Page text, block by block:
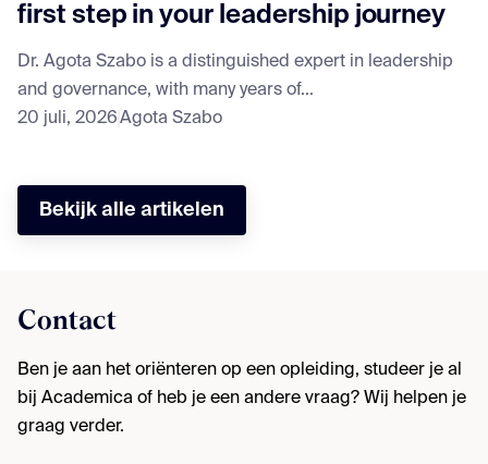
first step in your leadership journey
Dr. Agota Szabo is a distinguished expert in leadership
and governance, with many years of...
20 juli, 2026Agota Szabo
Bekijk alle artikelen
Contact
Ben je aan het oriënteren op een opleiding, studeer je al
bij Academica of heb je een andere vraag? Wij helpen je
graag verder.